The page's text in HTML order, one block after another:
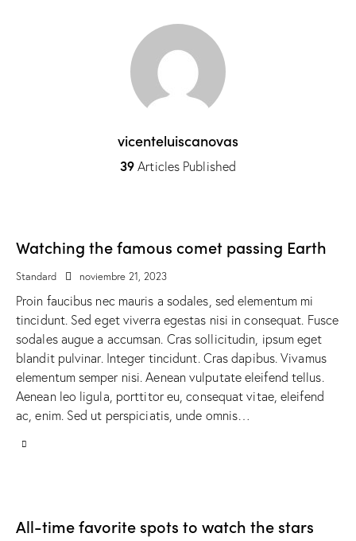
vicenteluiscanovas
39 Articles Published
Watching the famous comet passing Earth
Standard noviembre 21, 2023
Proin faucibus nec mauris a sodales, sed elementum mi
tincidunt. Sed eget viverra egestas nisi in consequat. Fusce
sodales augue a accumsan. Cras sollicitudin, ipsum eget
blandit pulvinar. Integer tincidunt. Cras dapibus. Vivamus
elementum semper nisi. Aenean vulputate eleifend tellus.
Aenean leo ligula, porttitor eu, consequat vitae, eleifend
ac, enim. Sed ut perspiciatis, unde omnis…
All-time favorite spots to watch the stars